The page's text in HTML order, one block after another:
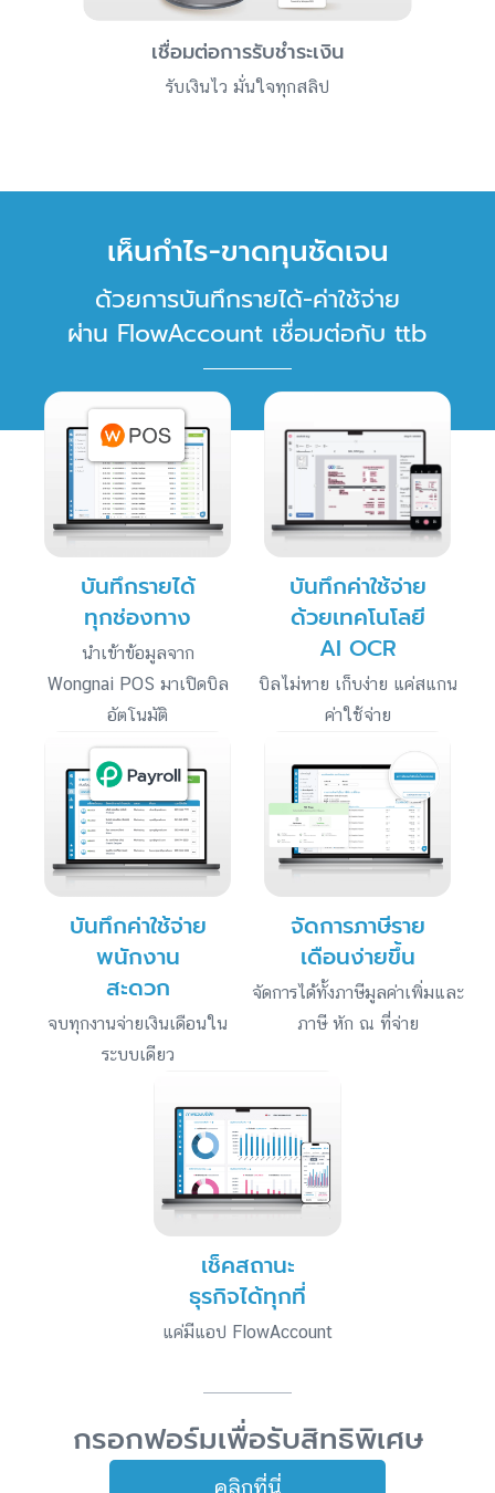
เชื่อมต่อการรับชำระเงิน
รับเงินไว มั่นใจทุกสลิป
เห็นกำไร-ขาดทุนชัดเจน
ด้วยการบันทึกรายได้-ค่าใช้จ่าย
ผ่าน FlowAccount เชื่อมต่อกับ ttb
บันทึกรายได้
ทุกช่องทาง
นำเข้าข้อมูลจาก
Wongnai POS มาเปิดบิล
อัตโนมัติ
บันทึกค่าใช้จ่าย
ด้วยเทคโนโลยี
AI OCR
บิลไม่หาย เก็บง่าย แค่สแกน
ค่าใช้จ่าย
บันทึกค่าใช้จ่าย
พนักงาน
สะดวก
จบทุกงานจ่ายเงินเดือนใน
ระบบเดียว
จัดการภาษีราย
เดือนง่ายขึ้น
จัดการได้ทั้งภาษีมูลค่าเพิ่มและ
ภาษี หัก ณ ที่จ่าย
เช็คสถานะ
ธุรกิจได้ทุกที่
แค่มีแอป FlowAccount
กรอกฟอร์มเพื่อรับสิทธิพิเศษ
คลิกที่นี่